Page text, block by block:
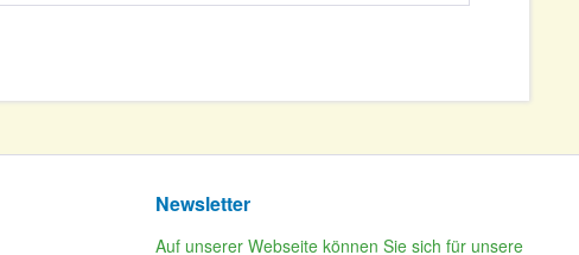
Newsletter
Auf unserer Webseite können Sie sich für unsere